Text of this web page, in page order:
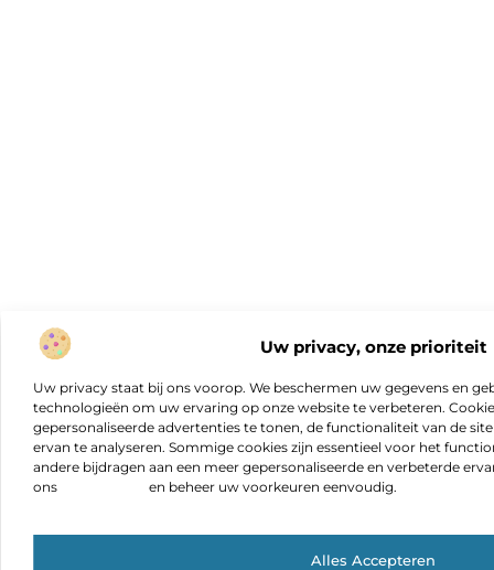
Uw privacy, onze prioriteit
Uw privacy staat bij ons voorop. We beschermen uw gegevens en
technologieën om uw ervaring op onze website te verbeteren.
gepersonaliseerde advertenties te tonen, de functionaliteit van de
ervan te analyseren. Sommige cookies zijn essentieel voor het
andere bijdragen aan een meer gepersonaliseerde en verbeterde
ons
en beheer uw voorkeuren eenvoudig.
Alles Accepteren